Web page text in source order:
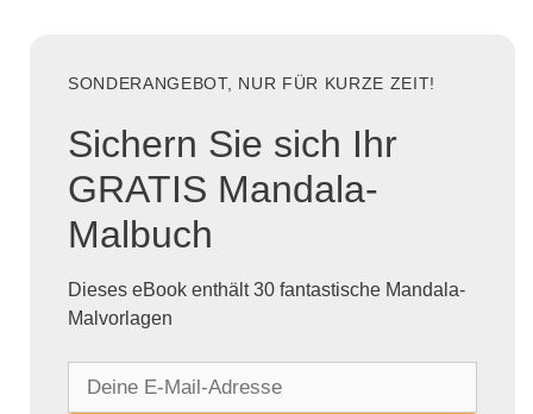
SONDERANGEBOT, NUR FÜR KURZE ZEIT!
Sichern Sie sich Ihr
GRATIS Mandala-
Malbuch
Dieses eBook enthält 30 fantastische Mandala-
Malvorlagen